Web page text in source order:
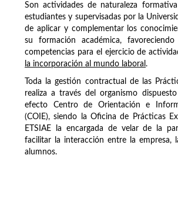
Son actividades de naturaleza
estudiantes y supervisadas por la
de aplicar y complementar los
su formación académica,
competencias para el ejercicio de
la incorporación al mundo laboral .
Toda la gestión contractual de las
realiza a través del organismo
efecto Centro de Orientación e
(COIE), siendo la Oficina de Prácticas
ETSIAE la encargada de velar de la
facilitar la interacción entre la empresa,
alumnos.